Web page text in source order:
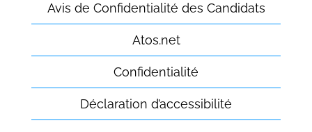
Avis de Confidentialité des Candidats
Atos.net
Confidentialité
Déclaration d’accessibilité